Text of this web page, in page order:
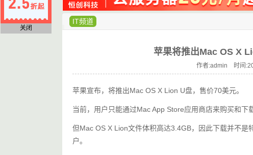
IT频道
苹果将推出Mac OS X
作者:admin 时间
苹果宣布，将推出Mac OS X Lion U盘，售价70美元。
当前，用户只能通过Mac App Store应用商店来购买和下
但Mac OS X Lion文件体积高达3.4GB，因此下载并不是
户。
关闭